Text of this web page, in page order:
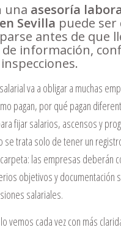
una asesoría
Sevilla puede ser
antes de que
información,
va a obligar a muchas
pagan, por qué pagan
fijar salarios, ascensos y
se trata solo de tener un
las empresas deberán
objetivos y documentación
salariales.
vemos cada vez con más